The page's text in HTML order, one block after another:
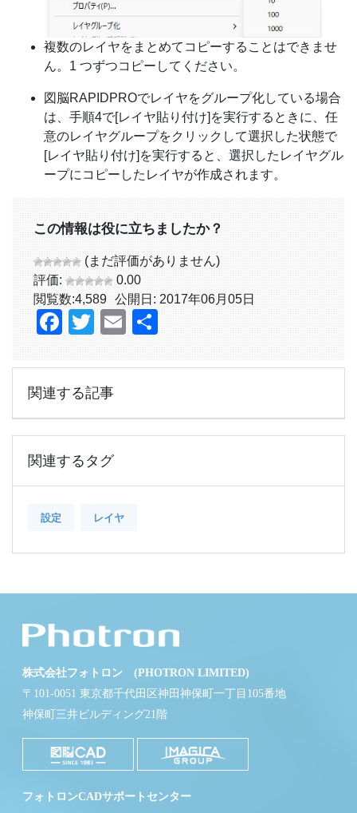
複数のレイヤをまとめてコピーすることはできませ
ん。1 つずつコピーしてください。
図脳RAPIDPROでレイヤをグループ化している場合
は、手順4で[レイヤ貼り付け]を実行するときに、任
意のレイヤグループをクリックして選択した状態で
[レイヤ貼り付け]を実行すると、選択したレイヤグル
ープにコピーしたレイヤが作成されます。
この情報は役に立ちましたか？
(まだ評価がありません)
評価:
0.00
閲覧数:4,589 公開日: 2017年06月05日
Facebook
TwitterEmail
関連する記事
関連するタグ
設定 レイヤ
株式会社フォトロン (PHOTRON LIMITED)
〒101-0051 東京都千代田区神田神保町一丁目105番地
神保町三井ビルディング21階
フォトロンCADサポートセンター